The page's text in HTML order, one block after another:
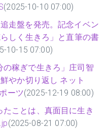
(2025-10-10 07:00)
走盤を発売。記念イベン
しく生きろ」と直筆の書
10-15 07:00)
の稼ぎで生きろ」庄司智
やか切り返し ネット
ーツ(2025-12-19 08:00)
ことは、真面目に生き
(2025-08-21 07:00)